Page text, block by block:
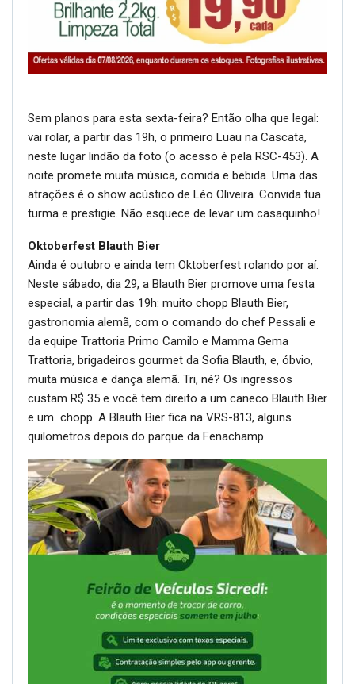
Sem planos para esta sexta-feira? Então olha que legal:
vai rolar, a partir das 19h, o primeiro Luau na Cascata,
neste lugar lindão da foto (o acesso é pela RSC-453). A
noite promete muita música, comida e bebida. Uma das
atrações é o show acústico de Léo Oliveira. Convida tua
turma e prestigie. Não esquece de levar um casaquinho!
Oktoberfest Blauth Bier
Ainda é outubro e ainda tem Oktoberfest rolando por aí.
Neste sábado, dia 29, a Blauth Bier promove uma festa
especial, a partir das 19h: muito chopp Blauth Bier,
gastronomia alemã, com o comando do chef Pessali e
da equipe Trattoria Primo Camilo e Mamma Gema
Trattoria, brigadeiros gourmet da Sofia Blauth, e, óbvio,
muita música e dança alemã. Tri, né? Os ingressos
custam R$ 35 e você tem direito a um caneco Blauth Bier
e um chopp. A Blauth Bier fica na VRS-813, alguns
quilometros depois do parque da Fenachamp.